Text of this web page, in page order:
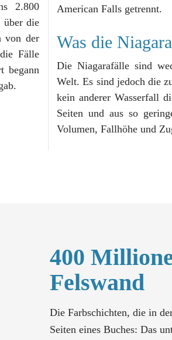
2.800
über die
von der
Fälle
begann
American Falls getrennt.
Was die
Die Niagarafälle sind
Welt. Es sind jedoch die
kein anderer Wasserfall
Seiten und aus so
Volumen, Fallhöhe und
400
Felswand
Die Farbschichten, die in
Seiten eines Buches: Das